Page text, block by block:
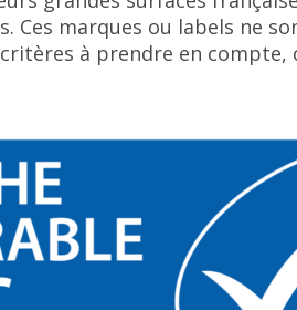
marques ou labels ne
à prendre en compte,